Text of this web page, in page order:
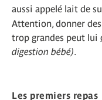
aussi appelé lait de
Attention, donner
trop grandes peut lui
digestion bébé).
Les premiers repas